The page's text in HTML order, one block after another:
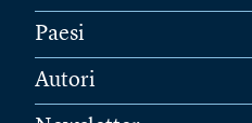
Paesi
Autori